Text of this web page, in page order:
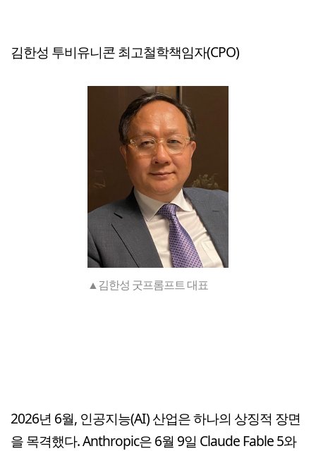
김한성 투비유니콘 최고철학책임자(CPO)
▲김한성 굿프롬프트 대표
2026년 6월, 인공지능(AI) 산업은 하나의 상징적 장면
을 목격했다. Anthropic은 6월 9일 Claude Fable 5와